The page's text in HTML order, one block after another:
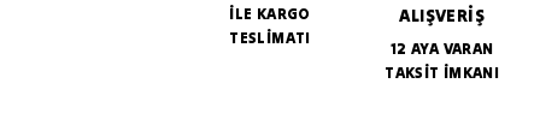
İLE KARGO
TESLİMATI
ALIŞVERİŞ
12 AYA VARAN
TAKSİT İMKANI